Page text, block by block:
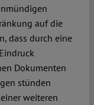
auf die
dass durch eine
Dokumenten
stünden
weiteren